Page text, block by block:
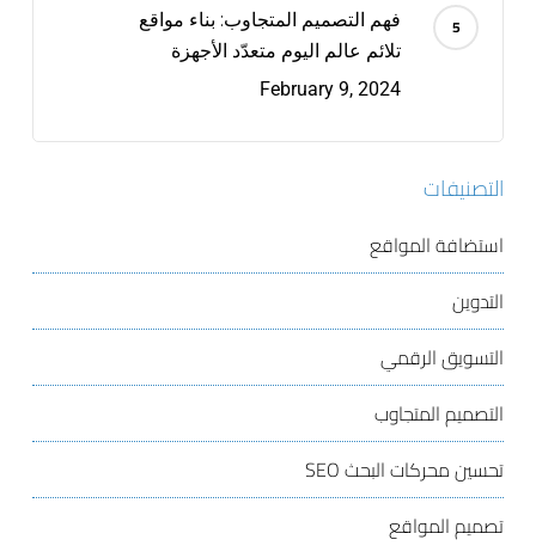
فهم التصميم المتجاوب: بناء مواقع
تلائم عالم اليوم متعدّد الأجهزة
February 9, 2024
التصنيفات
استضافة المواقع
التدوين
التسويق الرقمي
التصميم المتجاوب
تحسين محركات البحثSEO
تصميم المواقع